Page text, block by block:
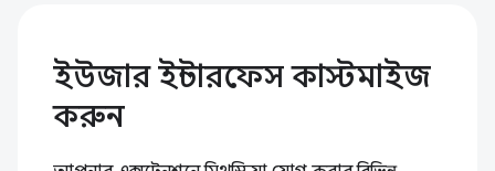
ইউজার ইন্টারফেস কাস্টমাইজ
করুন